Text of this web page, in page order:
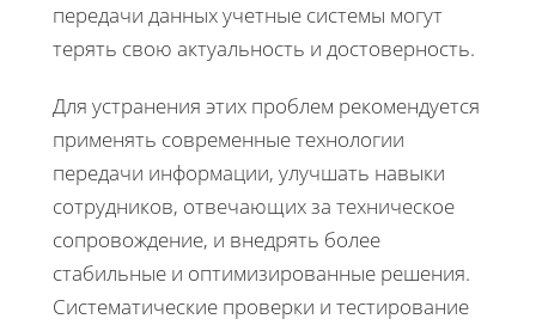
передачи данных учетные системы могут
терять свою актуальность и достоверность.
Для устранения этих проблем рекомендуется
применять современные технологии
передачи информации, улучшать навыки
сотрудников, отвечающих за техническое
сопровождение, и внедрять более
стабильные и оптимизированные решения.
Систематические проверки и тестирование